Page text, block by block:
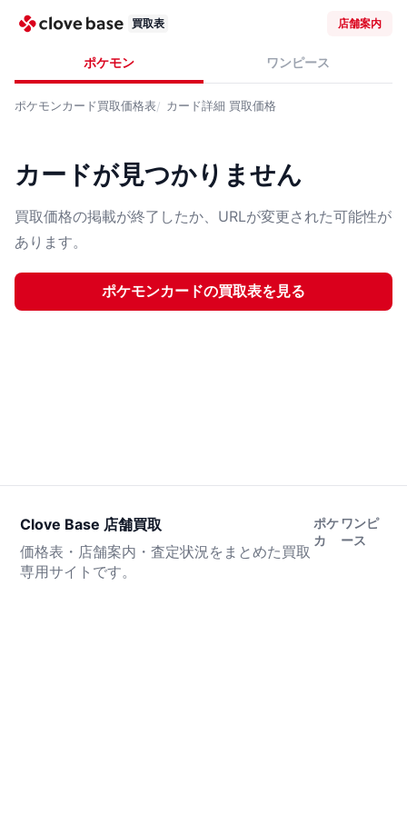
買取表 店舗案内
ポケモン ワンピース
ポケモンカード買取価格表 カード詳細 買取価格
カードが見つかりません
買取価格の掲載が終了したか、URLが変更された可能性が
あります。
ポケモンカードの買取表を見る
Clove Base 店舗買取
価格表・店舗案内・査定状況をまとめた買取
専用サイトです。
ポケ
カ
ワンピ
ース